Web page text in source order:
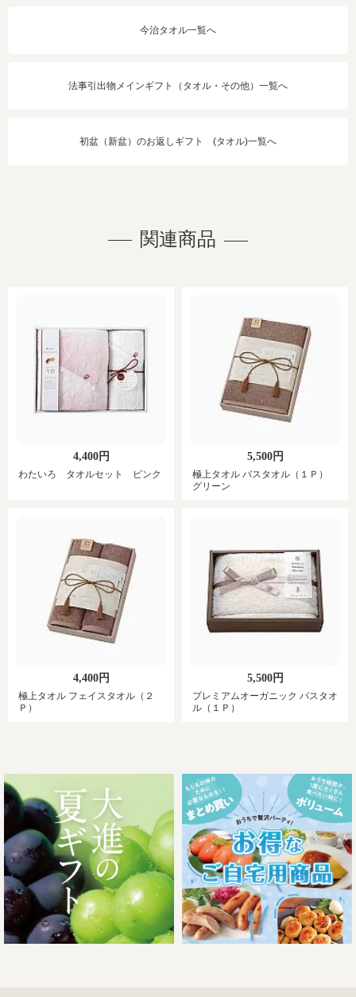
今治タオル一覧へ
法事引出物メインギフト（タオル・その他）一覧へ
初盆（新盆）のお返しギフト (タオル)一覧へ
関連商品
4,400円
わたいろ タオルセット ピンク
5,500円
極上タオル バスタオル（１Ｐ）
グリーン
4,400円
極上タオル フェイスタオル（２
Ｐ）
5,500円
プレミアムオーガニック バスタオ
ル（１Ｐ）